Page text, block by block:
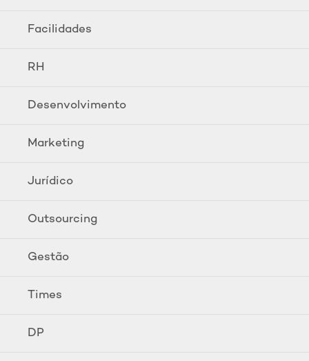
Facilidades
RH
Desenvolvimento
Marketing
Jurídico
Outsourcing
Gestão
Times
DP